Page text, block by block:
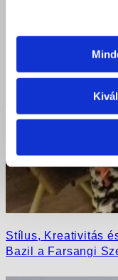
Stílus, Kreativitás
Bazil a Farsangi